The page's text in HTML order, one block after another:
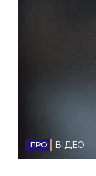
ВІДЕО
ВІДЕО